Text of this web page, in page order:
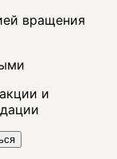
вращения
и